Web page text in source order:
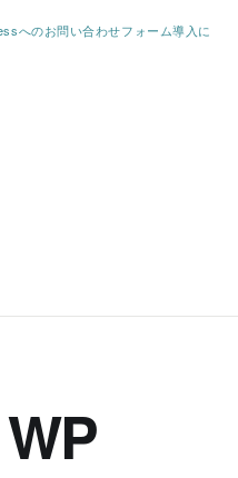
へのお問い合わせフォーム導入に